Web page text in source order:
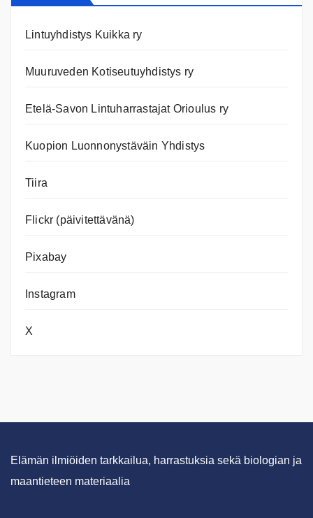
Lintuyhdistys Kuikka ry
Muuruveden Kotiseutuyhdistys ry
Etelä-Savon Lintuharrastajat Orioulus ry
Kuopion Luonnonystäväin Yhdistys
Tiira
Flickr (päivitettävänä)
Pixabay
Instagram
X
Elämän ilmiöiden tarkkailua, harrastuksia sekä biologian ja
maantieteen materiaalia